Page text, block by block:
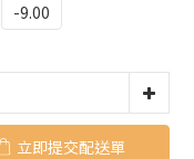
-9.00
立即購買